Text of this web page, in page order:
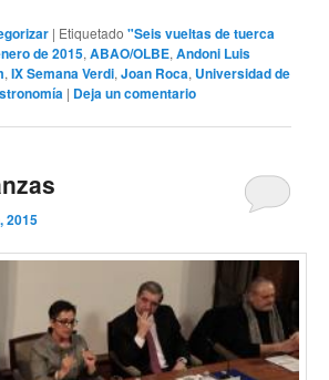
| Etiquetado "Seis vueltas de tuerca
de 2015,ABAO/OLBE,Andoni Luis
,IX Semana Verdi,Joan Roca, Universidad de
| Deja un comentario
2015